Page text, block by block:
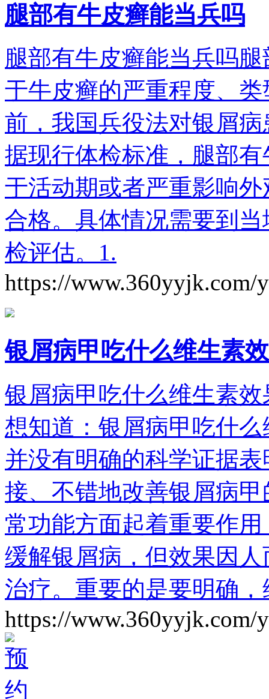
腿部有牛皮癣能当兵吗
腿部有牛皮癣能当兵吗
于牛皮癣的严重程度、
前，我国兵役法对银屑
据现行体检标准，腿部
于活动期或者严重影响
合格。具体情况需要到
检评估。1.
https://www.360yyjk.com/
银屑病甲吃什么维生素
银屑病甲吃什么维生素
想知道：银屑病甲吃什
并没有明确的科学证据
接、不错地改善银屑病
常功能方面起着重要作
缓解银屑病，但效果因
治疗。重要的是要明确，
https://www.360yyjk.com/